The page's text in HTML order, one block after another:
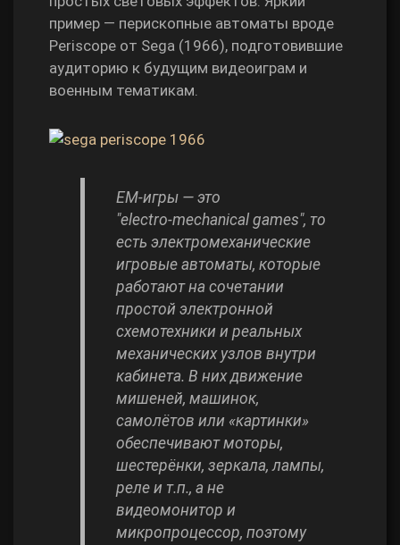
пример — перископные автоматы вроде
Periscope от Sega (1966), подготовившие
аудиторию к будущим видеоиграм и
военным тематикам.
EM‑игры — это
"electro‑mechanical games", то
есть электромеханические
игровые автоматы, которые
работают на сочетании
простой электронной
схемотехники и реальных
механических узлов внутри
кабинета. В них движение
мишеней, машинок,
самолётов или «картинки»
обеспечивают моторы,
шестерёнки, зеркала, лампы,
реле и т.п., а не
видеомонитор и
микропроцессор, поэтому